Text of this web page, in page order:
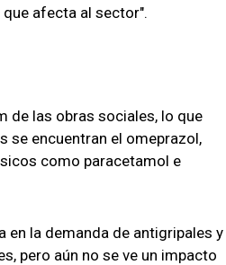
afecta al sector".
de las obras sociales, lo que
se encuentran el omeprazol,
como paracetamol e
en la demanda de antigripales y
pero aún no se ve un impacto